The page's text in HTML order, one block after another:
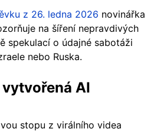
z 26. ledna 2026 novinářka
na šíření nepravdivých
spekulací o údajné sabotáži
nebo Ruska.
AI
stopu z virálního videa